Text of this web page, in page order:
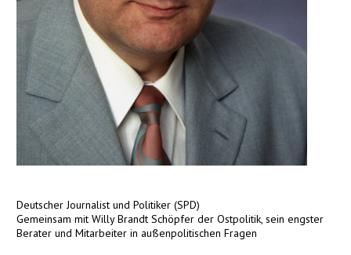
Deutscher Journalist und Politiker (SPD)
Gemeinsam mit Willy Brandt Schöpfer der Ostpolitik, sein engster
Berater und Mitarbeiter in außenpolitischen Fragen